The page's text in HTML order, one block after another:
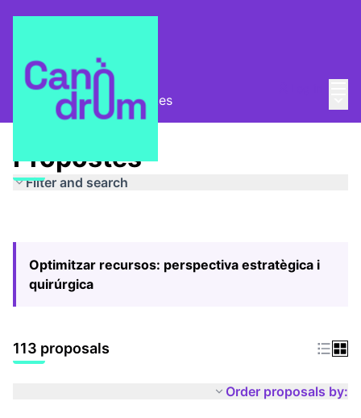
Pla Estratègic Propostes
Propostes
Filter and search
Optimitzar recursos: perspectiva estratègica i
quirúrgica
113 proposals
Order proposals by: